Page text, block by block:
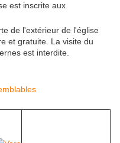
est inscrite aux
de l'extérieur de l'église
et gratuite. La visite du
est interdite.